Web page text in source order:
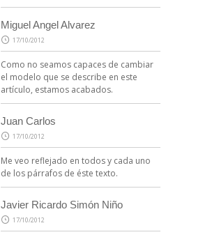
Miguel Angel Alvarez
17/10/2012
Como no seamos capaces de cambiar
el modelo que se describe en este
artículo, estamos acabados.
Juan Carlos
17/10/2012
Me veo reflejado en todos y cada uno
de los párrafos de éste texto.
Javier Ricardo Simón Niño
17/10/2012